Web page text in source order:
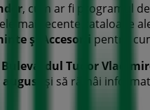
, cum ar fi programul
mai recente cataloage
și Accesorii pentru
Bulevardul Tudor
august și să rămâi